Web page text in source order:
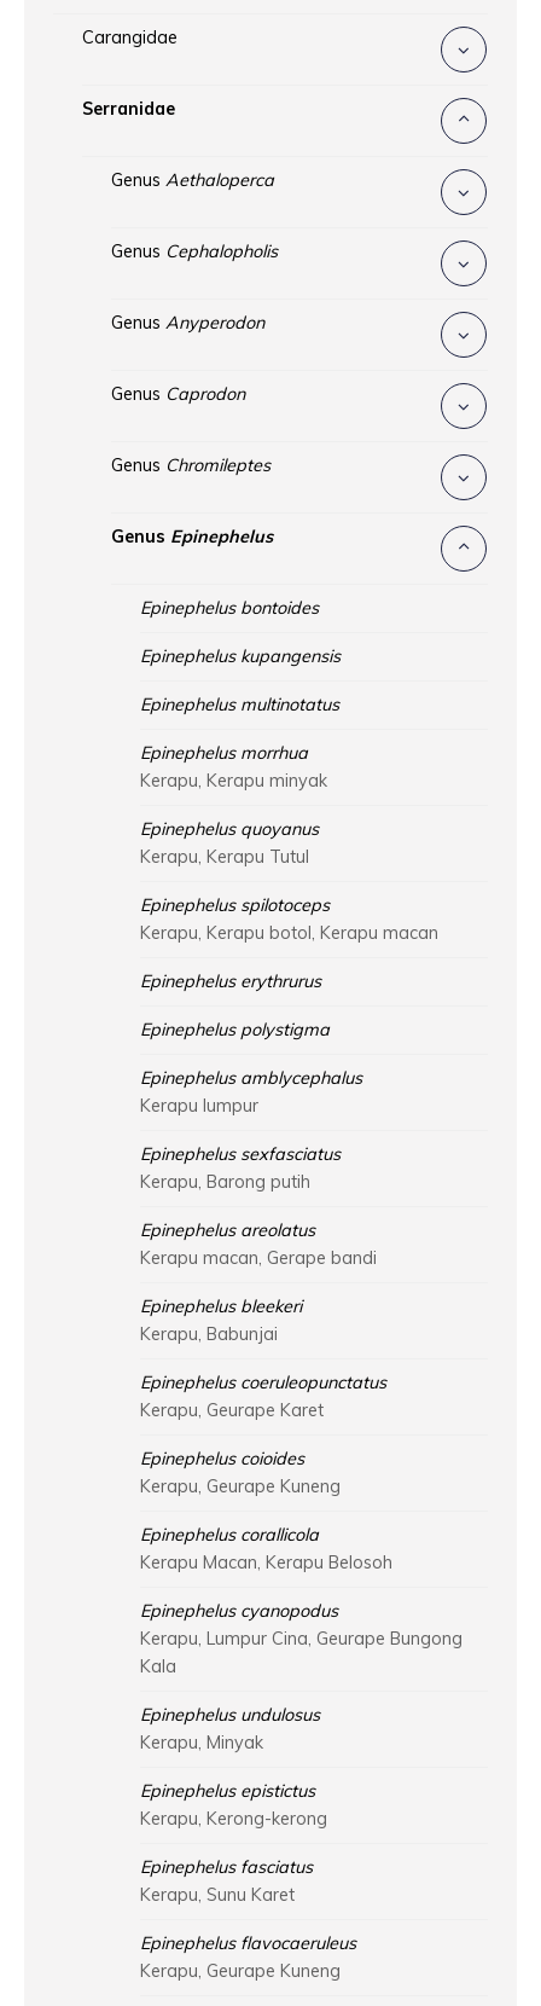
Carangidae
Serranidae
Genus Aethaloperca
Genus Cephalopholis
Genus Anyperodon
Genus Caprodon
Genus Chromileptes
Genus Epinephelus
Epinephelus bontoides
Epinephelus kupangensis
Epinephelus multinotatus
Epinephelus morrhua
Kerapu, Kerapu minyak
Epinephelus quoyanus
Kerapu, Kerapu Tutul
Epinephelus spilotoceps
Kerapu, Kerapu botol, Kerapu macan
Epinephelus erythrurus
Epinephelus polystigma
Epinephelus amblycephalus
Kerapu lumpur
Epinephelus sexfasciatus
Kerapu, Barong putih
Epinephelus areolatus
Kerapu macan, Gerape bandi
Epinephelus bleekeri
Kerapu, Babunjai
Epinephelus coeruleopunctatus
Kerapu, Geurape Karet
Epinephelus coioides
Kerapu, Geurape Kuneng
Epinephelus corallicola
Kerapu Macan, Kerapu Belosoh
Epinephelus cyanopodus
Kerapu, Lumpur Cina, Geurape Bungong
Kala
Epinephelus undulosus
Kerapu, Minyak
Epinephelus epistictus
Kerapu, Kerong-kerong
Epinephelus fasciatus
Kerapu, Sunu Karet
Epinephelus flavocaeruleus
Kerapu, Geurape Kuneng